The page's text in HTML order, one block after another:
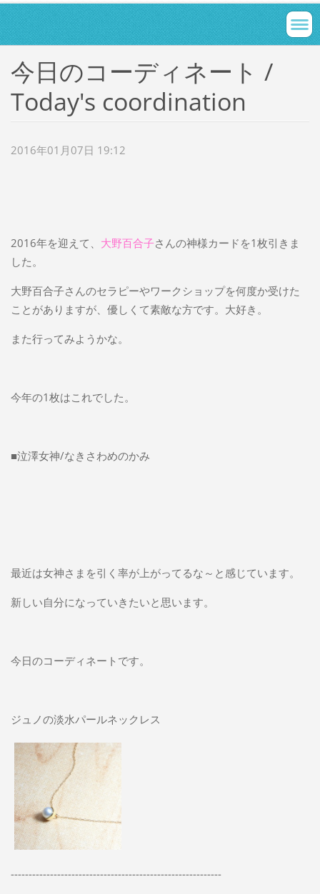
今日のコーディネート /
Today's coordination
2016年01月07日 19:12
2016年を迎えて、 大野百合子さんの神様カードを1枚引きま
した。
大野百合子さんのセラピーやワークショップを何度か受けた
ことがありますが、優しくて素敵な方です。大好き。
また行ってみようかな。
今年の1枚はこれでした。
■泣澤女神/なきさわめのかみ
最近は女神さまを引く率が上がってるな～と感じています。
新しい自分になっていきたいと思います。
今日のコーディネートです。
ジュノの淡水パールネックレス
-----------------------------------------------------------